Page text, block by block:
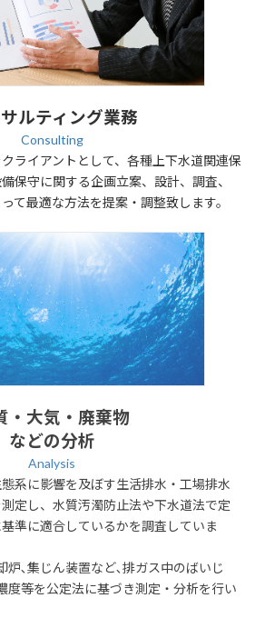
ルティング業務
Consulting
ライアントとして、各種上下水道関連保
保守に関する企画立案、設計、調査、
て最適な方法を提案・調整致します。
・大気・廃棄物
などの分析
Analysis
系に影響を及ぼす生活排水・工場排水
定し、水質汚濁防止法や下水道法で定
準に適合しているかを調査していま
､集じん装置など､排ガス中のばいじ
度等を公定法に基づき測定・分析を行い